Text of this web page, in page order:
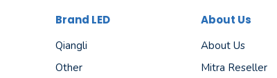
Brand LED
Qiangli
Other
About Us
About Us
Mitra Reseller